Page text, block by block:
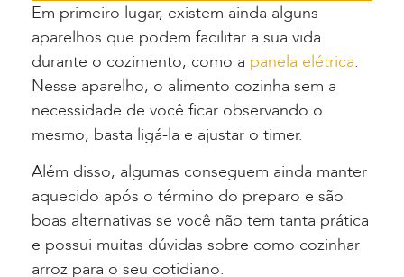
Em primeiro lugar, existem ainda alguns
aparelhos que podem facilitar a sua vida
durante o cozimento, como a panela elétrica.
Nesse aparelho, o alimento cozinha sem a
necessidade de você ficar observando o
mesmo, basta ligá-la e ajustar o timer.
Além disso, algumas conseguem ainda manter
aquecido após o término do preparo e são
boas alternativas se você não tem tanta prática
e possui muitas dúvidas sobre como cozinhar
arroz para o seu cotidiano.